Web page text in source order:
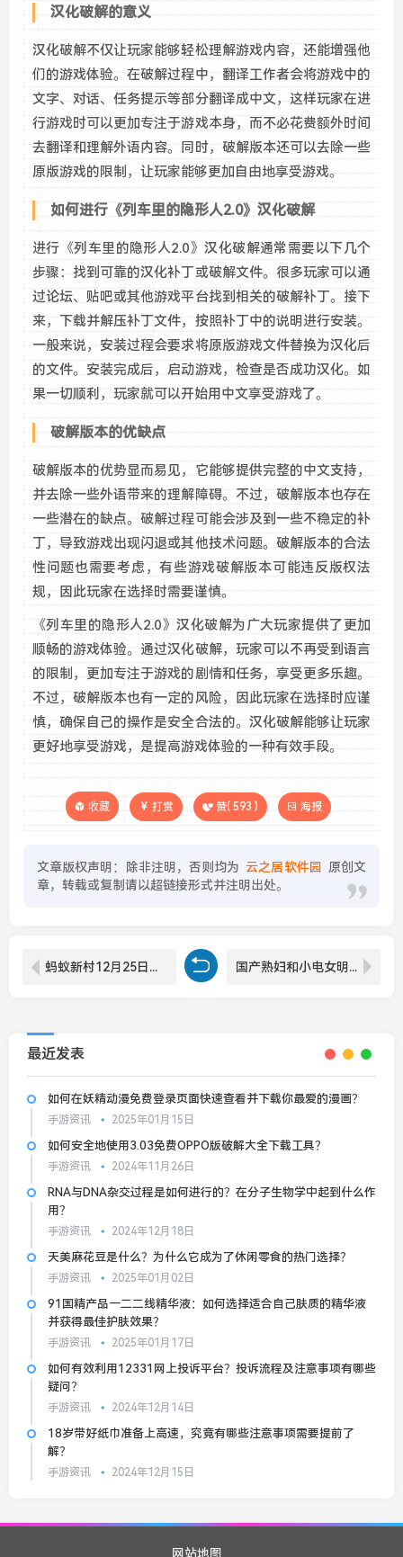
汉化破解的意义
汉化破解不仅让玩家能够轻松理解游戏内容，还能增强他
们的游戏体验。在破解过程中，翻译工作者会将游戏中的
文字、对话、任务提示等部分翻译成中文，这样玩家在进
行游戏时可以更加专注于游戏本身，而不必花费额外时间
去翻译和理解外语内容。同时，破解版本还可以去除一些
原版游戏的限制，让玩家能够更加自由地享受游戏。
如何进行《列车里的隐形人2.0》汉化破解
进行《列车里的隐形人2.0》汉化破解通常需要以下几个
步骤：找到可靠的汉化补丁或破解文件。很多玩家可以通
过论坛、贴吧或其他游戏平台找到相关的破解补丁。接下
来，下载并解压补丁文件，按照补丁中的说明进行安装。
一般来说，安装过程会要求将原版游戏文件替换为汉化后
的文件。安装完成后，启动游戏，检查是否成功汉化。如
果一切顺利，玩家就可以开始用中文享受游戏了。
破解版本的优缺点
破解版本的优势显而易见，它能够提供完整的中文支持，
并去除一些外语带来的理解障碍。不过，破解版本也存在
一些潜在的缺点。破解过程可能会涉及到一些不稳定的补
丁，导致游戏出现闪退或其他技术问题。破解版本的合法
性问题也需要考虑，有些游戏破解版本可能违反版权法
规，因此玩家在选择时需要谨慎。
《列车里的隐形人2.0》汉化破解为广大玩家提供了更加
顺畅的游戏体验。通过汉化破解，玩家可以不再受到语言
的限制，更加专注于游戏的剧情和任务，享受更多乐趣。
不过，破解版本也有一定的风险，因此玩家在选择时应谨
慎，确保自己的操作是安全合法的。汉化破解能够让玩家
更好地享受游戏，是提高游戏体验的一种有效手段。
收藏 打赏 赞( 593 ) 海报
文章版权声明：除非注明，否则均为 云之居软件园
原创文
章，转载或复制请以超链接形式并注明出处。
蚂蚁新村12月25日答案最新 12月25日蚂蚁新村每日一题答案 国产熟妇和小电女明星之间的转变与挑战：她们的演技如何打破年龄的界限？
最近发表
如何在妖精动漫免费登录页面快速查看并下载你最爱的漫画？
手游资讯 2025年01月15日
如何安全地使用3.03免费OPPO版破解大全下载工具？
手游资讯 2024年11月26日
RNA与DNA杂交过程是如何进行的？在分子生物学中起到什么作
用？
手游资讯 2024年12月18日
天美麻花豆是什么？为什么它成为了休闲零食的热门选择？
手游资讯 2025年01月02日
91国精产品一二二线精华液：如何选择适合自己肤质的精华液
并获得最佳护肤效果？
手游资讯 2025年01月17日
如何有效利用12331网上投诉平台？投诉流程及注意事项有哪些
疑问？
手游资讯 2024年12月14日
18岁带好纸巾准备上高速，究竟有哪些注意事项需要提前了
解？
手游资讯 2024年12月15日
网站地图